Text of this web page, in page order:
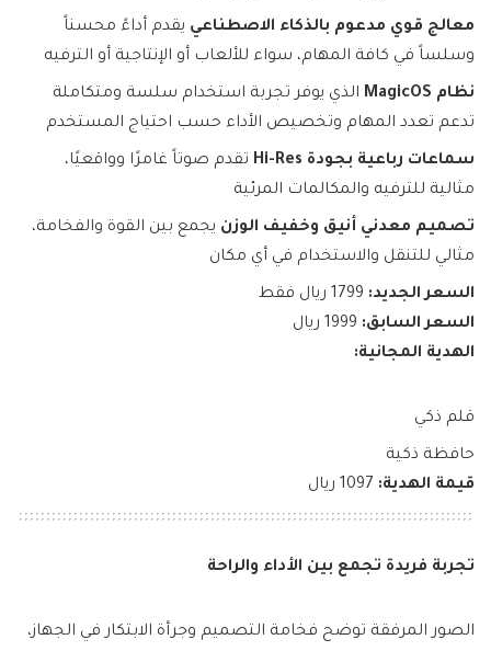
معالج قوي مدعوم بالذكاء الاصطناعي يقدم أداءً محسناً
وسلساً في كافة المهام، سواء للألعاب أو الإنتاجية أو الترفيه
نظام MagicOS
الذي يوفر تجربة استخدام سلسة ومتكاملة
تدعم تعدد المهام وتخصيص الأداء حسب احتياج المستخدم
سماعات رباعية بجودة Hi-Res
تقدم صوتاً غامرًا وواقعيًا،
مثالية للترفيه والمكالمات المرئية
تصميم معدني أنيق وخفيف الوزن يجمع بين القوة والفخامة،
مثالي للتنقل والاستخدام في أي مكان
السعر الجديد:
السعر السابق:
الهدية المجانية:
قلم ذكي
حافظة ذكية
قيمة الهدية:
تجربة فريدة تجمع بين الأداء والراحة
الصور المرفقة توضح فخامة التصميم وجرأة الابتكار في الجهاز،